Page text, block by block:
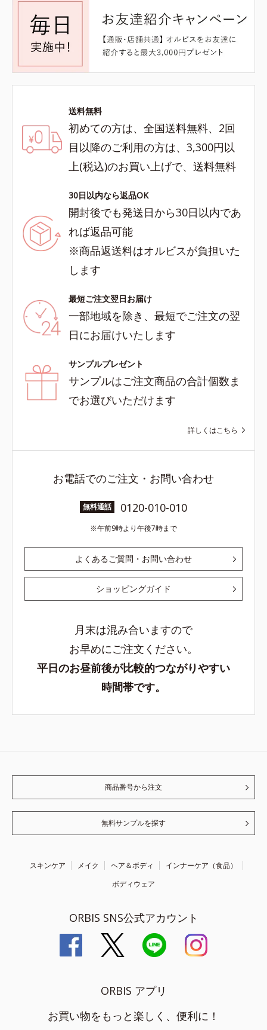
送料無料
初めての方は、全国送料無料、2回
目以降のご利用の方は、3,300円以
上(税込)のお買い上げで、送料無料
30日以内なら返品OK
開封後でも発送日から30日以内であ
れば返品可能
※商品返送料はオルビスが負担いた
します
最短ご注文翌日お届け
一部地域を除き、最短でご注文の翌
日にお届けいたします
サンプルプレゼント
サンプルはご注文商品の合計個数ま
でお選びいただけます
詳しくはこちら
お電話でのご注文・お問い合わせ
無料通話 0120-010-010
午前9時より午後7時まで
よくあるご質問・お問い合わせ
ショッピングガイド
月末は混み合いますので
お早めにご注文ください。
平日のお昼前後が比較的つながりやすい
時間帯です。
商品番号から注文
無料サンプルを探す
スキンケア メイク ヘア＆ボディ
インナーケア（食品）
ボディウェア
ORBIS SNS公式アカウント
ORBIS アプリ
お買い物をもっと楽しく、便利に！